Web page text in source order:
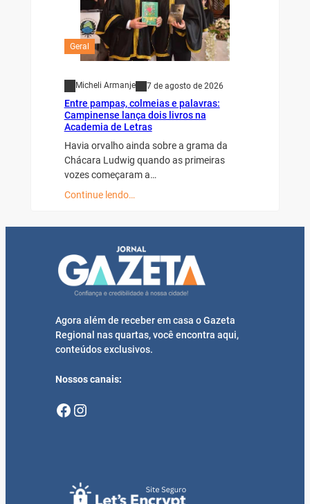
Geral
Micheli Armanje 7 de agosto de 2026
Entre pampas, colmeias e palavras:
Campinense lança dois livros na
Academia de Letras
Havia orvalho ainda sobre a grama da
Chácara Ludwig quando as primeiras
vozes começaram a…
Continue lendo…
Agora além de receber em casa o Gazeta
Regional nas quartas, você encontra aqui,
conteúdos exclusivos.
Nossos canais:
Facebook Instagram